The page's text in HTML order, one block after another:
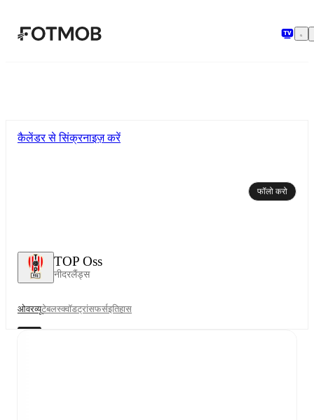
TOP Oss
नीदरलैंड्स
कैलेंडर से सिंक्रनाइज़ करें
फॉलो करो
ओवरव्यूटेबलस्क्वॉडट्रांसफर्सइतिहास